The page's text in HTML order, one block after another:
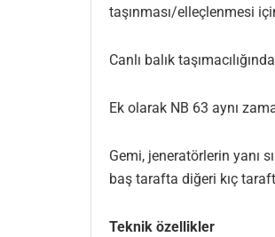
taşınması/elleçlenmesi
Canlı balık
Ek olarak NB 63 aynı
Gemi, jeneratörlerin yanı
baş tarafta diğeri kıç
Teknik özellikler